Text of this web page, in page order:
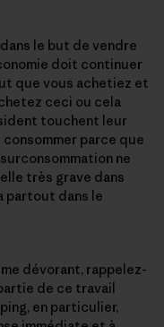
le but de vendre
doit continuer
que vous achetiez et
ceci ou cela
touchent leur
consommer parce que
ne
très grave dans
partout dans le
dévorant, rappelez-
de ce travail
en particulier,